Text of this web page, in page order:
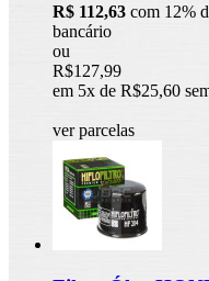
R$ 112,63 com 12%
bancário
ou
R$127,99
em 5x de R$25,60
ver parcelas